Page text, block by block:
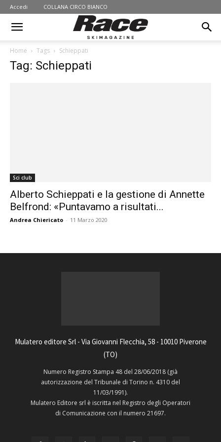
Accedi COLLANA CIRCO BIANCO
Home Tags Schieppati
Tag: Schieppati
Sci club
Alberto Schieppati e la gestione di Annette
Belfrond: «Puntavamo a risultati...
Andrea Chiericato - 11 Marzo 2020
Mulatero editore Srl - Via Giovanni Flecchia, 58 - 10010 Piverone
(TO)
Numero Registro Stampa 48 del 28/06/2018 (già
autorizzazione del Tribunale di Torino n. 4310 del
11/03/1991).
Mulatero Editore srl è iscritta nel Registro degli Operatori
di Comunicazione con il numero 21697.